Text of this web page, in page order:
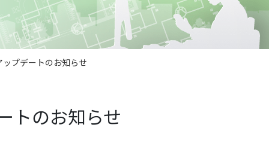
プデートのお知らせ
トのお知らせ